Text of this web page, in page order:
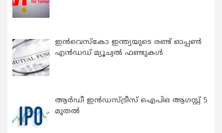
ഇന്‍വെസ്കോ ഇന്ത്യയുടെ രണ്ട് ഓപ്പണ്‍
എന്‍ഡഡ് മ്യൂച്വല്‍ ഫണ്ടുകള്‍
ആർഡീ ഇൻഡസ്ട്രീസ് ഐപിഒ ആഗസ്റ്റ് 5
മുതൽ